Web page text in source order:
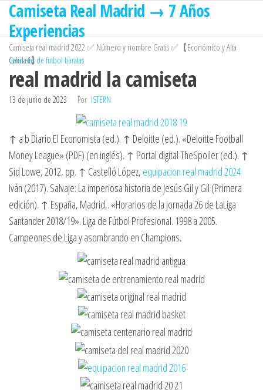
Saltar
contenido
Camiseta Real Madrid → 7 Años
Experiencias
Camiseta real madrid 2022 ✅ Número y nombre Gratis ✅【Económico y Alta
Calidad】
camisetas de futbol baratas
real madrid la camiseta
13 de junio de 2023 Por ISTERN
↑ a b Diario El Economista (ed.). ↑ Deloitte (ed.). «Deloitte Football
Money League» (PDF) (en inglés). ↑ Portal digital TheSpoiler (ed.). ↑
Sid Lowe, 2012, pp. ↑ Castelló López, equipacion real madrid 2024
Iván (2017). Salvaje: La imperiosa historia de Jesús Gil y Gil (Primera
edición). ↑ España, Madrid,. «Horarios de la jornada 26 de LaLiga
Santander 2018/19». Liga de Fútbol Profesional. 1998 a 2005.
Campeones de Liga y asombrando en Champions.